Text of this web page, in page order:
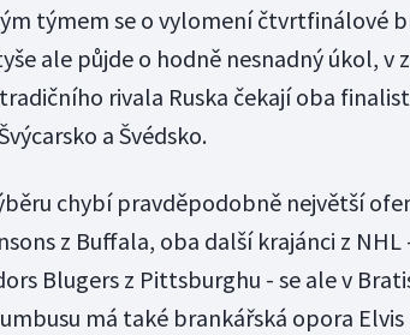
týmem se o vylomení čtvrtfinálové
ale půjde o hodně nesnadný úkol, v
rivala Ruska čekají oba
a Švédsko.
chybí pravděpodobně největší
z Buffala, oba další krajánci z NHL
Blugers z Pittsburghu - se ale v
má také brankářská opora